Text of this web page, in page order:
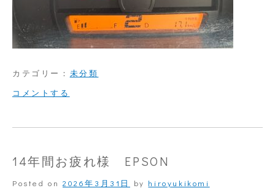
カテゴリー： 未分類
コメントする
油
に
よ
14年間お疲れ様 EPSON
Posted on 2026年3月31日 by hiroyukikomi